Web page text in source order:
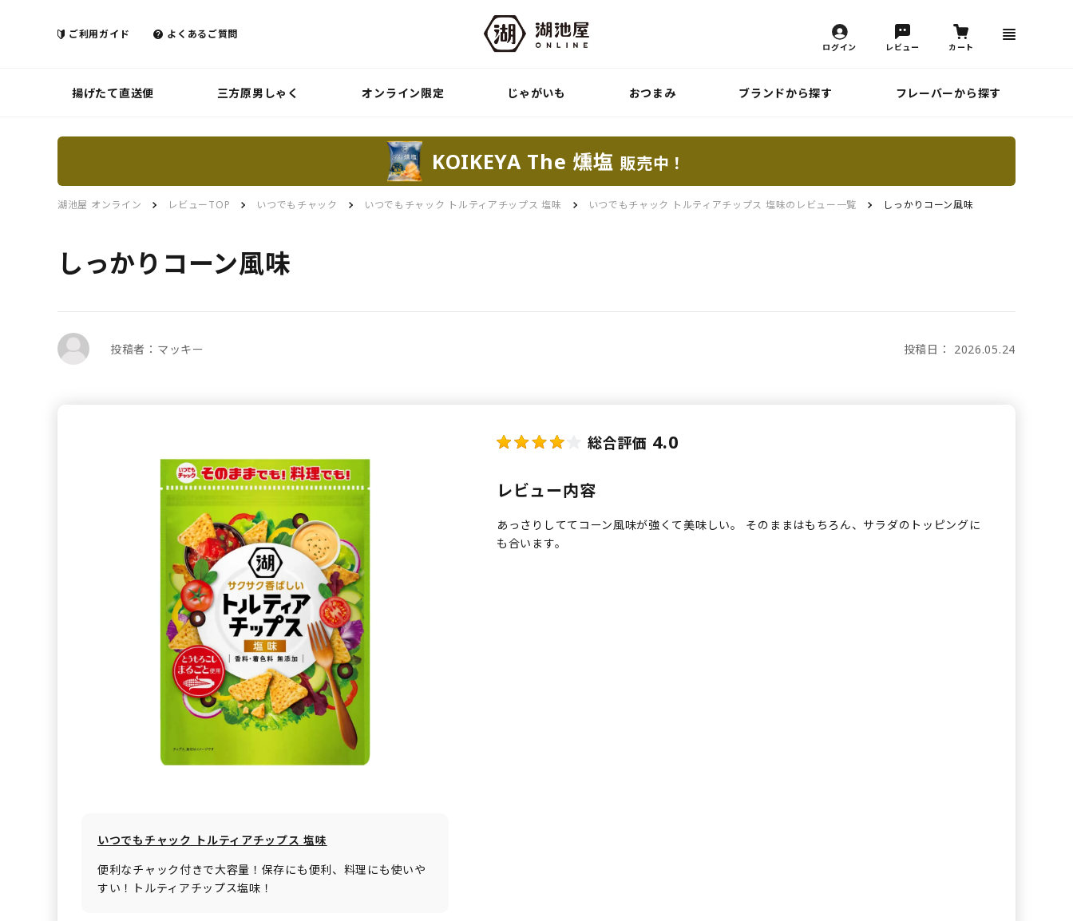
ご利用ガイド よくあるご質問
ログイン レビュー カート
揚げたて直送便 三方原男しゃく オンライン限定 じゃがいも おつまみ ブランドから探す フレーバーから探す
KOIKEYA The 燻塩 販売中！
湖池屋 オンライン レビューTOP いつでもチャック いつでもチャック トルティアチップス 塩味 いつでもチャック トルティアチップス 塩味のレビュー一覧 しっかりコーン風味
しっかりコーン風味
投稿者：マッキー 投稿日： 2026.05.24
いつでもチャック トルティアチップス 塩味
便利なチャック付きで大容量！保存にも便利、料理にも使いや
すい！トルティアチップス塩味！
総合評価 4.0
レビュー内容
あっさりしててコーン風味が強くて美味しい。 そのままはもちろん、サラダのトッピングに
も合います。